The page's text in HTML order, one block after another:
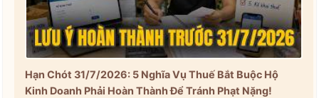
Hạn Chót 31/7/2026: 5 Nghĩa Vụ Thuế Bắt Buộc Hộ
Kinh Doanh Phải Hoàn Thành Để Tránh Phạt Nặng!